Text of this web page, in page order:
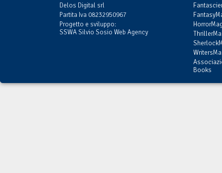
Delos Digital srl
Partita Iva 08232950967
Progetto e sviluppo:
SSWA Silvio Sosio Web Agency
Books